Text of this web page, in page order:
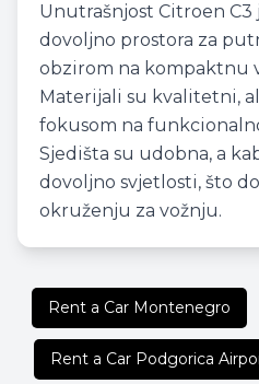
Unutrašnjost Citroen C3
dovoljno prostora za
obzirom na kompaktnu
Materijali su kvalitetni,
fokusom na
Sjedišta su udobna, a
dovoljno svjetlosti, što
okruženju za vožnju.
Rent a Car Montenegro
Rent a Car Podgorica